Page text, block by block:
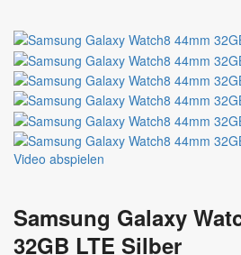
Graphite
Smartphone
512GB
16GB
RAM
Schwarz
Video abspielen
Samsung Galaxy
32GB LTE Silber